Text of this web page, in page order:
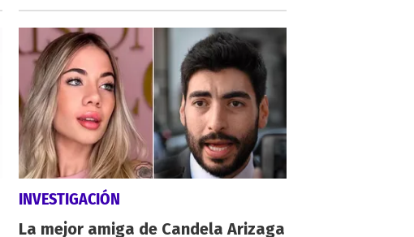
INVESTIGACIÓN
La mejor amiga de Candela Arizaga